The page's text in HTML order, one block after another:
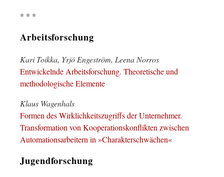
* * *
Arbeitsforschung
Kari Toikka, Yrjö Engeström, Leena Norros
Entwickelnde Arbeitsforschung. Theoretische und
methodologische Elemente
Klaus Wagenhals
Formen des Wirklichkeitszugriffs der Unternehmer.
Transformation von Kooperationskonflikten zwischen
Automationsarbeitern in »Charakterschwächen«
Jugendforschung